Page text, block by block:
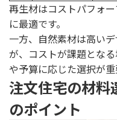
再生材はコストパフォ
に最適です。
一方、自然素材は高い
が、コストが課題とな
や予算に応じた選択が重
注文住宅の材料
のポイント